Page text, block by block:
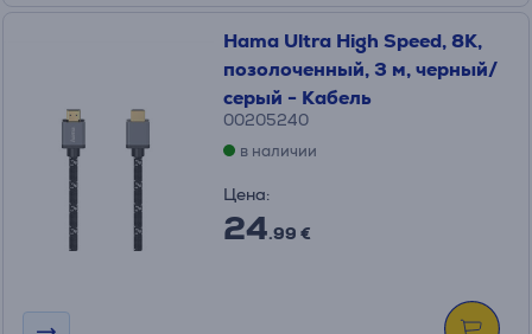
Hama Ultra High Speed, 8K,
позолоченный, 3 м, черный/
серый - Кабель
00205240
в наличии
Цена:
24.99 €